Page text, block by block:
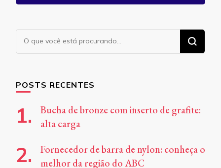
Procurando
algo?
POSTS RECENTES
Bucha de bronze com inserto de grafite:
alta carga
Fornecedor de barra de nylon: conheça o
melhor da região do ABC